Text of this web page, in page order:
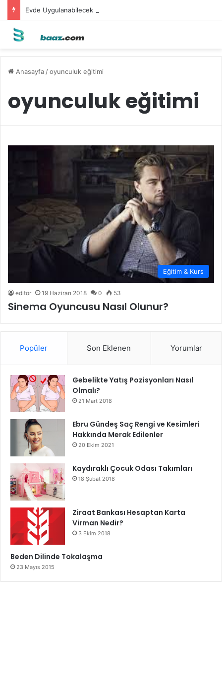
Evde Uygulanabilecek Leke Karşıtı Maskeler
Anasayfa /oyunculuk eğitimi
oyunculuk eğitimi
Eğitim & Kurs
editör 19 Haziran 2018 0 53
Sinema Oyuncusu Nasıl Olunur?
Popüler Son Eklenen Yorumlar
Gebelikte Yatış Pozisyonları Nasıl
Olmalı?
21 Mart 2018
Ebru Gündeş Saç Rengi ve Kesimleri
Hakkında Merak Edilenler
20 Ekim 2021
Kaydıraklı Çocuk Odası Takımları
18 Şubat 2018
Ziraat Bankası Hesaptan Karta
Virman Nedir?
3 Ekim 2018
Beden Dilinde Tokalaşma
23 Mayıs 2015